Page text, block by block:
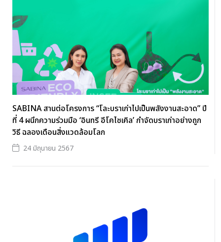
SABINA สานต่อโครงการ “โละบราเก่าไปเป็นพลังงานสะอาด” ปี
ที่ 4 ผนึกความร่วมมือ ‘อินทรี อีโคไซเคิล’ กำจัดบราเก่าอย่างถูก
วิธี ฉลองเดือนสิ่งแวดล้อมโลก
24 มิถุนายน 2567